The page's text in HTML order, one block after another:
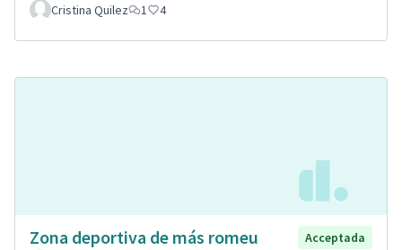
Cristina Quilez
1 4
Zona deportiva de más romeu
Acceptada